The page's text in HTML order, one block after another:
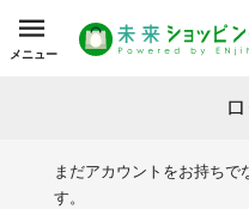
メニュー
まだアカウントをお持ちで
す。